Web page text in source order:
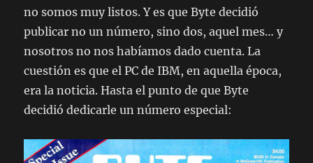
no somos muy listos. Y es que Byte decidió
publicar no un número, sino dos, aquel mes… y
nosotros no nos habíamos dado cuenta. La
cuestión es que el PC de IBM, en aquella época,
era la noticia. Hasta el punto de que Byte
decidió dedicarle un número especial: